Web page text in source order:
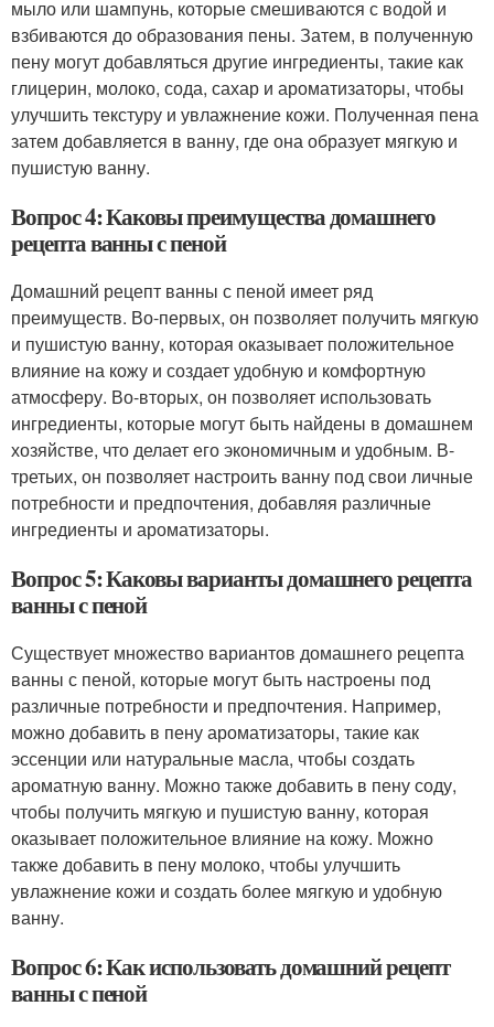
мыло или шампунь, которые смешиваются с водой и
взбиваются до образования пены. Затем, в полученную
пену могут добавляться другие ингредиенты, такие как
глицерин, молоко, сода, сахар и ароматизаторы, чтобы
улучшить текстуру и увлажнение кожи. Полученная пена
затем добавляется в ванну, где она образует мягкую и
пушистую ванну.
Вопрос 4: Каковы преимущества домашнего
рецепта ванны с пеной
Домашний рецепт ванны с пеной имеет ряд
преимуществ. Во-первых, он позволяет получить мягкую
и пушистую ванну, которая оказывает положительное
влияние на кожу и создает удобную и комфортную
атмосферу. Во-вторых, он позволяет использовать
ингредиенты, которые могут быть найдены в домашнем
хозяйстве, что делает его экономичным и удобным. В-
третьих, он позволяет настроить ванну под свои личные
потребности и предпочтения, добавляя различные
ингредиенты и ароматизаторы.
Вопрос 5: Каковы варианты домашнего рецепта
ванны с пеной
Существует множество вариантов домашнего рецепта
ванны с пеной, которые могут быть настроены под
различные потребности и предпочтения. Например,
можно добавить в пену ароматизаторы, такие как
эссенции или натуральные масла, чтобы создать
ароматную ванну. Можно также добавить в пену соду,
чтобы получить мягкую и пушистую ванну, которая
оказывает положительное влияние на кожу. Можно
также добавить в пену молоко, чтобы улучшить
увлажнение кожи и создать более мягкую и удобную
ванну.
Вопрос 6: Как использовать домашний рецепт
ванны с пеной